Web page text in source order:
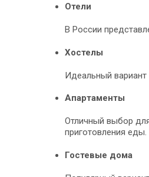
Отели
В России
Хостелы
Идеальный
Апартаменты
Отличный выбор
приготовления еды.
Гостевые дома